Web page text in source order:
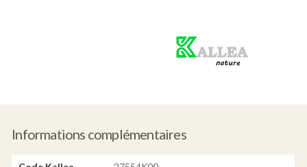
Informations complémentaires